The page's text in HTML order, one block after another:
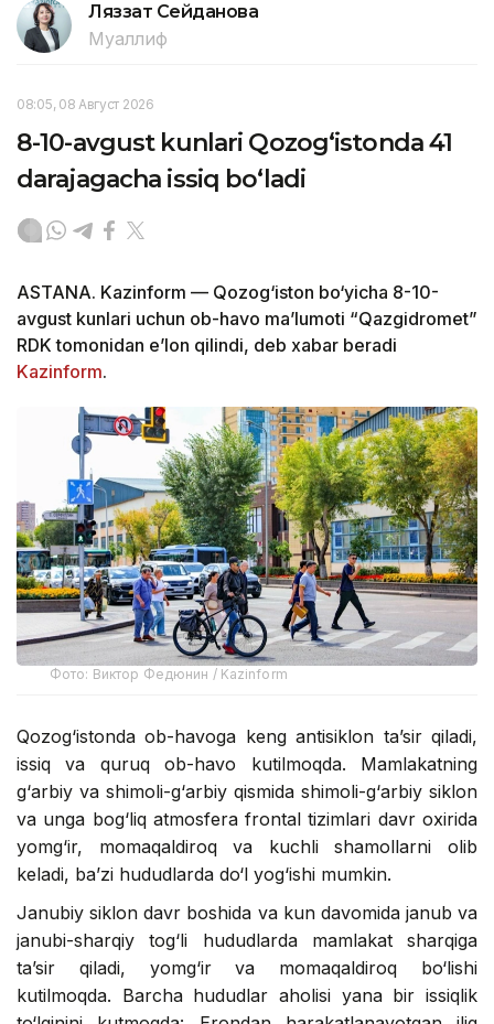
Ляззат Сейданова
Муаллиф
08:05, 08 Август 2026
8-10-avgust kunlari Qozog‘istonda 41
darajagacha issiq bo‘ladi
ASTANA. Kazinform — Qozog‘iston bo‘yicha 8-10-
avgust kunlari uchun ob-havo ma’lumoti “Qazgidromet”
RDK tomonidan e’lon qilindi, deb xabar beradi
Kazinform.
Фото: Виктор Федюнин / Kazinform
Qozog‘istonda ob-havoga keng antisiklon ta’sir qiladi,
issiq va quruq ob-havo kutilmoqda. Mamlakatning
g‘arbiy va shimoli-g‘arbiy qismida shimoli-g‘arbiy siklon
va unga bog‘liq atmosfera frontal tizimlari davr oxirida
yomg‘ir, momaqaldiroq va kuchli shamollarni olib
keladi, ba’zi hududlarda do‘l yog‘ishi mumkin.
Janubiy siklon davr boshida va kun davomida janub va
janubi-sharqiy tog‘li hududlarda mamlakat sharqiga
ta’sir qiladi, yomg‘ir va momaqaldiroq bo‘lishi
kutilmoqda. Barcha hududlar aholisi yana bir issiqlik